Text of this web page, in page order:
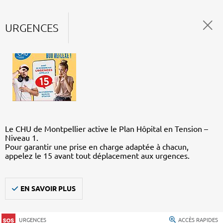
URGENCES
Le CHU de Montpellier active le Plan Hôpital en Tension –
Niveau 1.
Pour garantir une prise en charge adaptée à chacun,
appelez le 15 avant tout déplacement aux urgences.
EN SAVOIR PLUS
URGENCES ACCÈS RAPIDES